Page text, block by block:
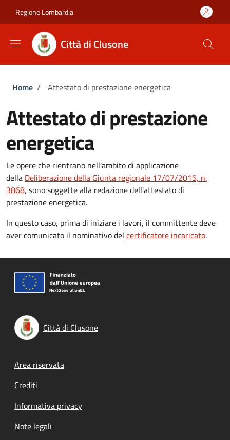
Regione Lombardia
Città di Clusone
Briciole di pane
Home / Attestato di prestazione energetica
Attestato di prestazione
energetica
Le opere che rientrano nell'ambito di applicazione
della Deliberazione della Giunta regionale 17/07/2015, n.
3868, sono soggette alla redazione dell'attestato di
prestazione energetica.
In questo caso, prima di iniziare i lavori, il committente deve
aver comunicato il nominativo del certificatore incaricato.
Città di Clusone
Footer menu
Area riservata
Crediti
Informativa privacy
Note legali